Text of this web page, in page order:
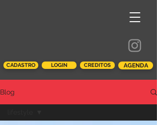
CADASTRO CREDITOS AGENDA
LOGIN
Blog